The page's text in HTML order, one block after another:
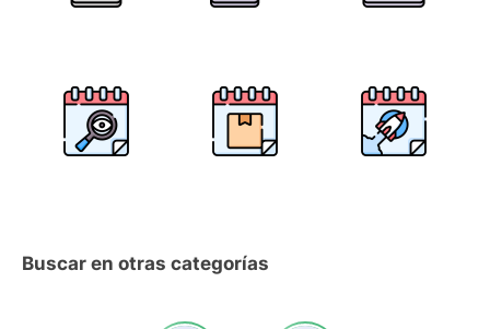
Buscar en otras categorías